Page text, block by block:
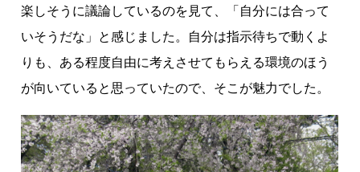
楽しそうに議論しているのを見て、「自分には合って
いそうだな」と感じました。自分は指示待ちで動くよ
りも、ある程度自由に考えさせてもらえる環境のほう
が向いていると思っていたので、そこが魅力でした。